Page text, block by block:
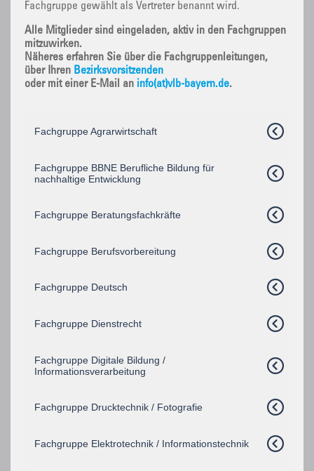
Fachgruppe gewählt als Vertreter benannt wird.
Alle Mitglieder sind eingeladen, aktiv in den Fachgruppen
mitzuwirken.
Näheres erfahren Sie über die Fachgruppenleitungen,
über Ihren Bezirksvorsitzenden
oder mit einer E-Mail an info(at)vlb-bayern.de.
Fachgruppe Agrarwirtschaft
Fachgruppe BBNE Berufliche Bildung für
nachhaltige Entwicklung
Fachgruppe Beratungsfachkräfte
Fachgruppe Berufsvorbereitung
Fachgruppe Deutsch
Fachgruppe Dienstrecht
Fachgruppe Digitale Bildung /
Informationsverarbeitung
Fachgruppe Drucktechnik / Fotografie
Fachgruppe Elektrotechnik / Informationstechnik